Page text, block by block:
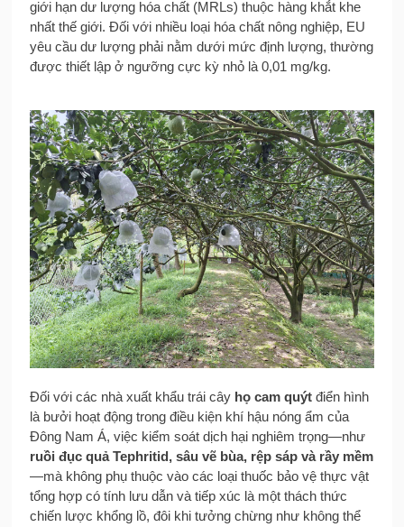
giới hạn dư lượng hóa chất (MRLs) thuộc hàng khắt khe
nhất thế giới. Đối với nhiều loại hóa chất nông nghiệp, EU
yêu cầu dư lượng phải nằm dưới mức định lượng, thường
được thiết lập ở ngưỡng cực kỳ nhỏ là 0,01 mg/kg.
Đối với các nhà xuất khẩu trái cây họ cam quýt điển hình
là bưởi hoạt động trong điều kiện khí hậu nóng ẩm của
Đông Nam Á, việc kiểm soát dịch hại nghiêm trọng—như
ruồi đục quả Tephritid, sâu vẽ bùa, rệp sáp và rầy mềm
—mà không phụ thuộc vào các loại thuốc bảo vệ thực vật
tổng hợp có tính lưu dẫn và tiếp xúc là một thách thức
chiến lược khổng lồ, đôi khi tưởng chừng như không thể